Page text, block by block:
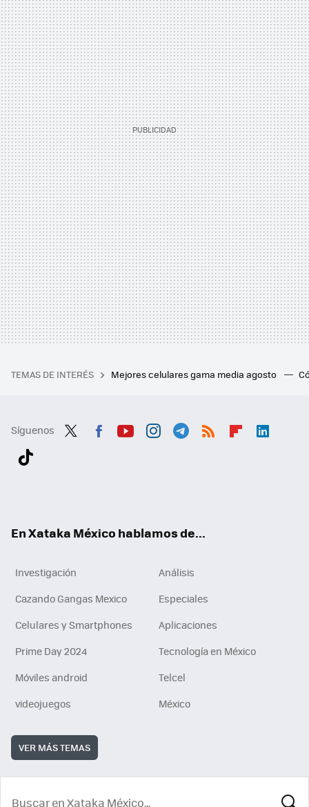
TEMAS DE INTERÉS Mejores celulares gama media agosto
Síguenos
En Xataka México hablamos de...
Investigación
Análisis
Cazando Gangas Mexico
Especiales
Celulares y Smartphones
Aplicaciones
Prime Day 2024
Tecnología en México
Móviles android
Telcel
videojuegos
México
VER MÁS TEMAS